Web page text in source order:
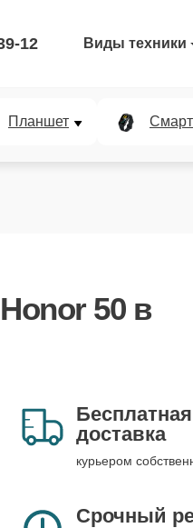
12 Виды техники
Планшет
50в
Бесплатная
доставка
курьером
Срочный